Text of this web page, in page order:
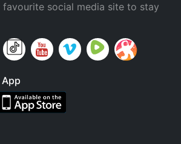
favourite social media site to stay